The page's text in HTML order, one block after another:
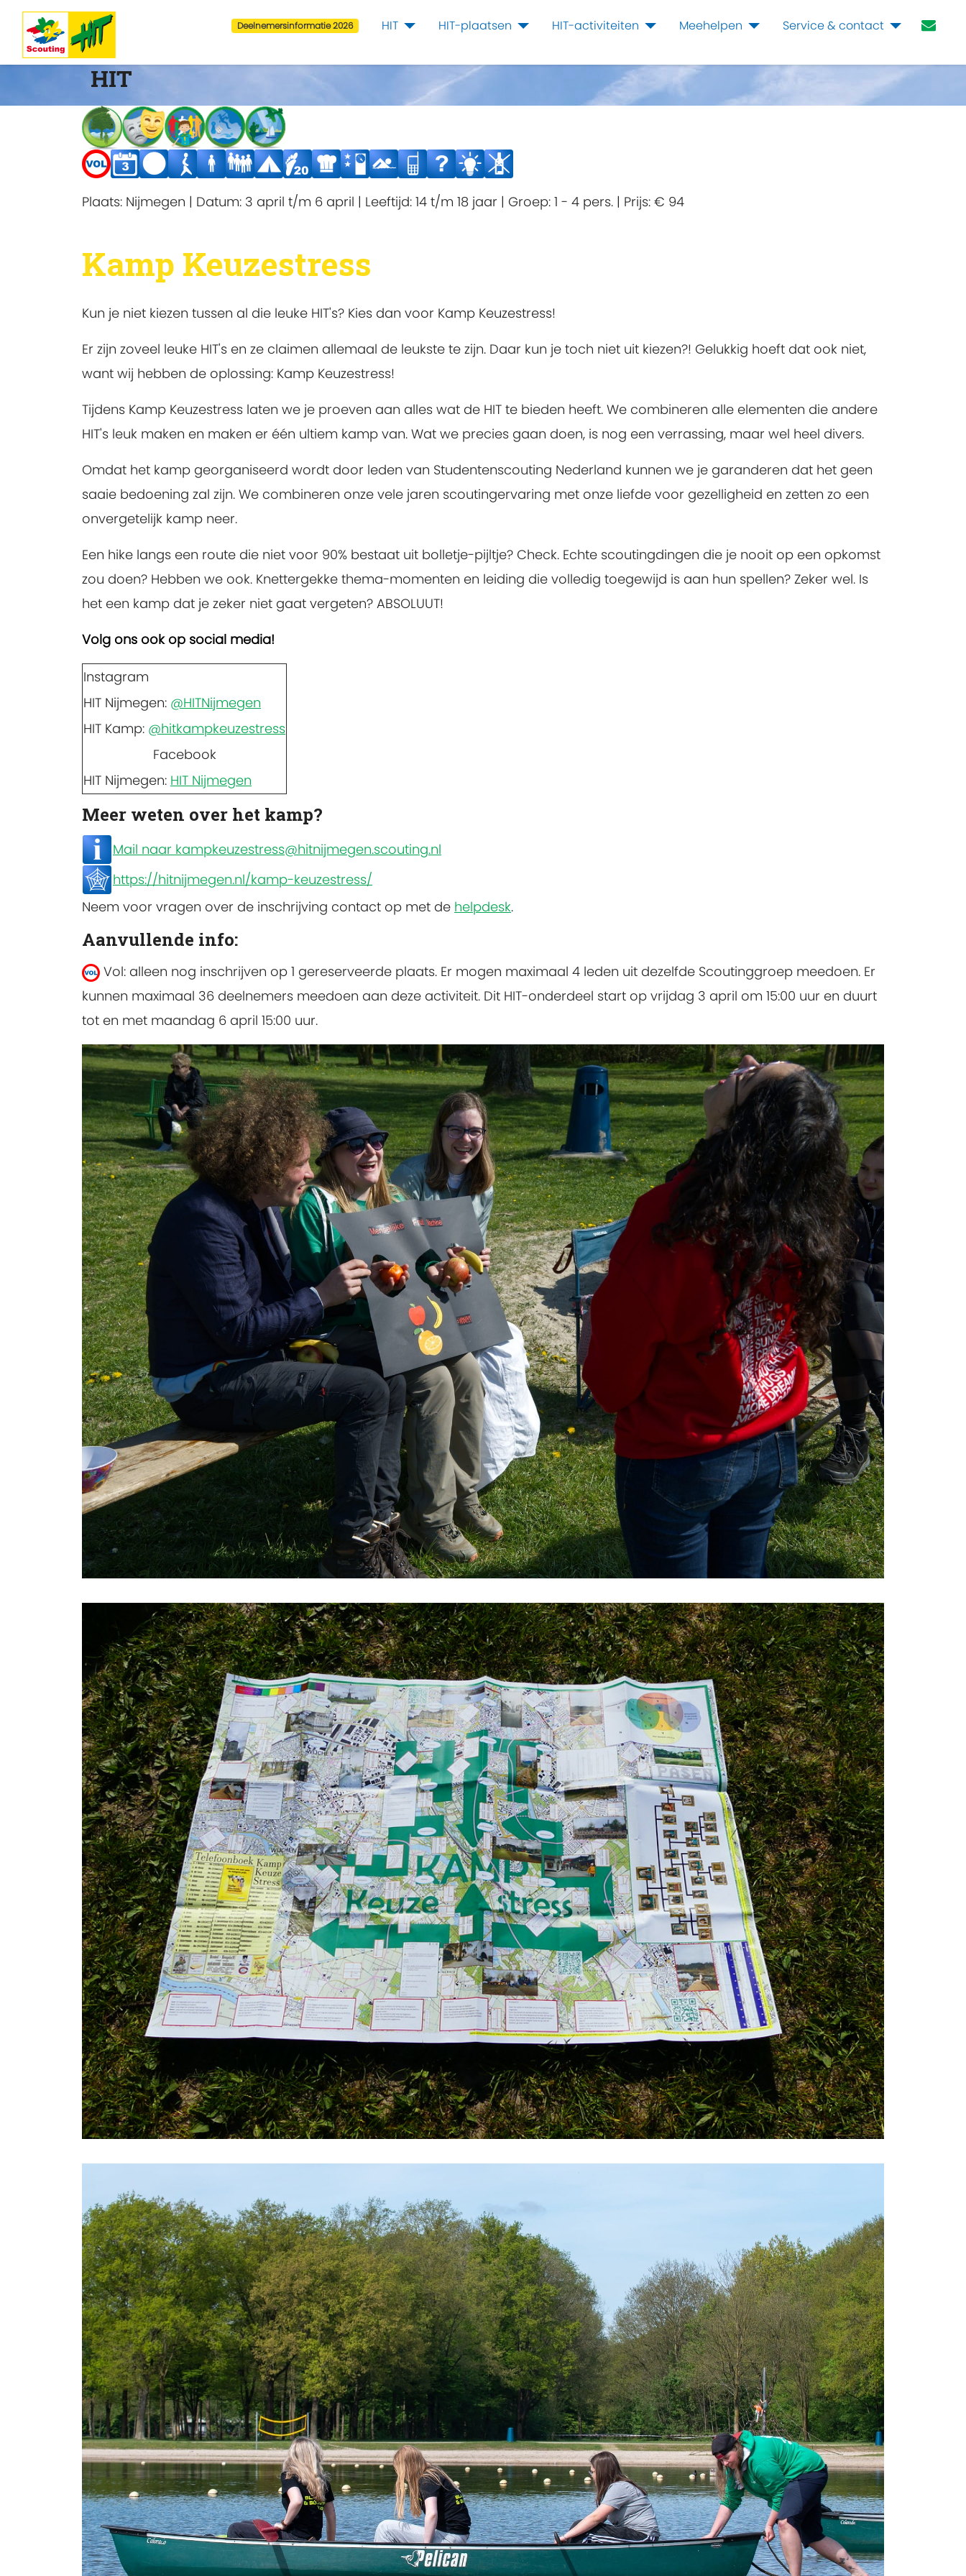
Deelnemersinformatie 2026 HIT HIT-plaatsen HIT-activiteiten Meehelpen Service & contact
HIT
Plaats: Nijmegen | Datum: 3 april t/m 6 april | Leeftijd: 14 t/m 18 jaar | Groep: 1 - 4 pers. | Prijs: € 94
Kamp Keuzestress
Kun je niet kiezen tussen al die leuke HIT's? Kies dan voor Kamp Keuzestress!
Er zijn zoveel leuke HIT's en ze claimen allemaal de leukste te zijn. Daar kun je toch niet uit kiezen?! Gelukkig hoeft dat ook niet,
want wij hebben de oplossing: Kamp Keuzestress!
Tijdens Kamp Keuzestress laten we je proeven aan alles wat de HIT te bieden heeft. We combineren alle elementen die andere
HIT's leuk maken en maken er één ultiem kamp van. Wat we precies gaan doen, is nog een verrassing, maar wel heel divers.
Omdat het kamp georganiseerd wordt door leden van Studentenscouting Nederland kunnen we je garanderen dat het geen
saaie bedoening zal zijn. We combineren onze vele jaren scoutingervaring met onze liefde voor gezelligheid en zetten zo een
onvergetelijk kamp neer.
Een hike langs een route die niet voor 90% bestaat uit bolletje-pijltje? Check. Echte scoutingdingen die je nooit op een opkomst
zou doen? Hebben we ook. Knettergekke thema-momenten en leiding die volledig toegewijd is aan hun spellen? Zeker wel. Is
het een kamp dat je zeker niet gaat vergeten? ABSOLUUT!
Volg ons ook op social media!
Instagram
HIT Nijmegen: @HITNijmegen
HIT Kamp: @hitkampkeuzestress
Facebook
HIT Nijmegen: HIT Nijmegen
Meer weten over het kamp?
Mail naar kampkeuzestress@hitnijmegen.scouting.nl
https://hitnijmegen.nl/kamp-keuzestress/
Neem voor vragen over de inschrijving contact op met de helpdesk.
Aanvullende info:
Vol: alleen nog inschrijven op 1 gereserveerde plaats. Er mogen maximaal 4 leden uit dezelfde Scoutinggroep meedoen. Er
kunnen maximaal 36 deelnemers meedoen aan deze activiteit. Dit HIT-onderdeel start op vrijdag 3 april om 15:00 uur en duurt
tot en met maandag 6 april 15:00 uur.